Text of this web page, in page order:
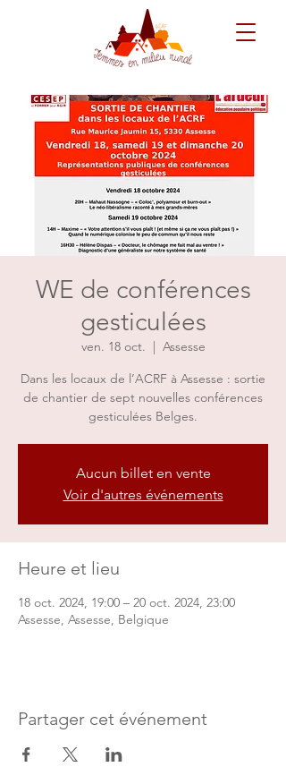
WE de conférences
gesticulées
ven. 18 oct.
  |
Assesse
Dans les locaux de l’ACRF à Assesse : sortie
de chantier de sept nouvelles conférences
gesticulées Belges.
Aucun billet en vente
Voir d'autres événements
Heure et lieu
18 oct. 2024, 19:00 – 20 oct. 2024, 23:00
Assesse, Assesse, Belgique
Partager cet événement